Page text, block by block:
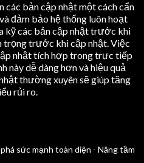
các bản cập nhật một cách cẩn
đảm bảo hệ thống luôn hoạt
kỹ các bản cập nhật trước khi
trọng trước khi cập nhật. Việc
nhật tích hợp trong trực tiếp
này dễ dàng hơn và hiệu quả
thường xuyên sẽ giúp tăng
rủi ro.